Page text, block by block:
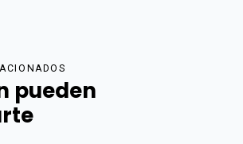
pueden